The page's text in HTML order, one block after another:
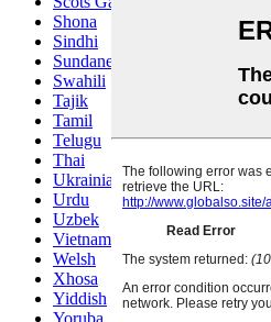
Shona
Sindhi
Sundanese
Swahili
Tajik
Tamil
Telugu
Thai
Ukrainian
Urdu
Uzbek
Vietnamese
Welsh
Xhosa
Yiddish
Yoruba